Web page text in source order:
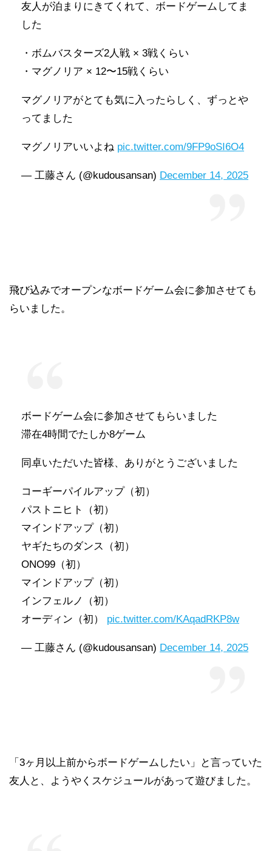
友人が泊まりにきてくれて、ボードゲームしてま
した
・ボムバスターズ2人戦 × 3戦くらい
・マグノリア × 12〜15戦くらい
マグノリアがとても気に入ったらしく、ずっとや
ってました
マグノリアいいよね pic.twitter.com/9FP9oSI6O4
— 工藤さん (@kudousansan) December 14, 2025
飛び込みでオープンなボードゲーム会に参加させても
らいました。
ボードゲーム会に参加させてもらいました
滞在4時間でたしか8ゲーム
同卓いただいた皆様、ありがとうございました
コーギーパイルアップ（初）
パストニヒト（初）
マインドアップ（初）
ヤギたちのダンス（初）
ONO99（初）
マインドアップ（初）
インフェルノ（初）
オーディン（初） pic.twitter.com/KAqadRKP8w
— 工藤さん (@kudousansan) December 14, 2025
「3ヶ月以上前からボードゲームしたい」と言っていた
友人と、ようやくスケジュールがあって遊びました。